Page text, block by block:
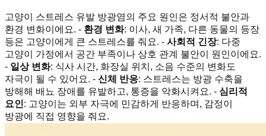
고양이 스트레스 유발 방광염의 주요 원인은 정서적 불안과
환경 변화이에요. - 환경 변화: 이사, 새 가족, 다른 동물의 등장
등은 고양이에게 큰 스트레스를 줘요. - 사회적 긴장: 다중
고양이 가정에서 공간 부족이나 상호 관계 불안이 원인이에요.
- 일상 변화: 식사 시간, 화장실 위치, 소음 수준의 변화도
자극이 될 수 있어요. - 신체 반응: 스트레스는 방광 수축을
방해해 배뇨 장애를 유발하고, 통증을 악화시켜요. - 심리적
요인: 고양이는 외부 자극에 민감하게 반응하며, 감정이
방광에 직접 영향을 줘요.